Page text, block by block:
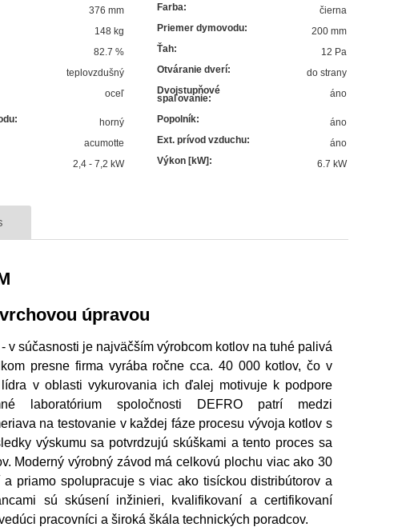
376 mm Farba:
čierna
148 kg Priemer dymovodu:
200 mm
82.7% Ťah:
12 Pa
teplovzdušný Otváranie dverí:
do strany
oceľ Dvojstupňové
spaľovanie: áno
: horný Popolník:
áno
acumotte Ext. prívod vzduchu:
áno
2,4 - 7,2 kW Výkon [kW] : 6.7 kW
úpravou
súčasnosti je najväčším výrobcom kotlov na tuhé palivá
presne firma vyrába ročne cca. 40 000 kotlov, čo v
v oblasti vykurovania ich ďalej motivuje k podpore
laboratórium spoločnosti DEFRO patrí medzi
na testovanie v každej fáze procesu vývoja kotlov s
výskumu sa potvrdzujú skúškami a tento proces sa
Moderný výrobný závod má celkovú plochu viac ako 30
priamo spolupracuje s viac ako tisíckou distribútorov a
sú skúsení inžinieri, kvalifikovaní a certifikovaní
pracovníci a široká škála technických poradcov.